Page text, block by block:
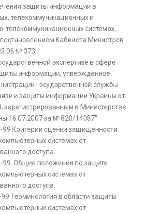
защиты информации в
телекоммуникационных и
телекоммуникационных системах,
Кабинета Министров
№ 373;
экспертизе в сфере
информации, утвержденное
Государственной службы
и защиты информации Украины от
зарегистрированным в Министерстве
16.07.2007 за № 820/14087″.
Критерии оценки защищенности
системах от
доступа.
99. Общие положения по защите
системах от
доступа.
Терминология в области защиты
системах от